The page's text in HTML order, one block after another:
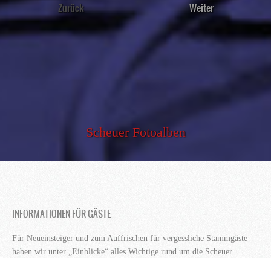
Zurück Weiter
Scheuer Fotoalben
INFORMATIONEN FÜR GÄSTE
Für Neueinsteiger und zum Auffrischen für vergessliche Stammgäste
haben wir unter „Einblicke“ alles Wichtige rund um die Scheuer